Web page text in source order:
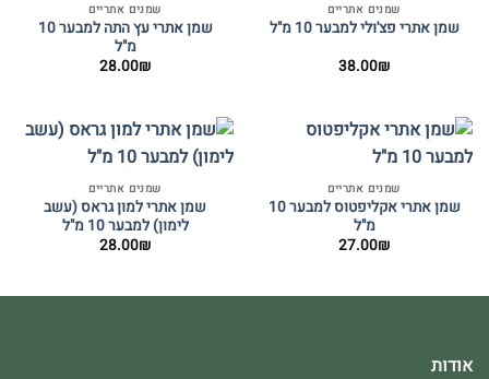
שמנים אתריים
שמן אתרי פצ'ולי למבער 10 מ"ל
38.00₪
שמנים אתריים
שמן אתרי עץ התה למבער 10
מ"ל
28.00₪
שמנים אתריים
שמן אתרי אקליפטוס למבער 10
מ"ל
27.00₪
שמנים אתריים
שמן אתרי למון גראס (עשב
לימון) למבער 10 מ"ל
28.00₪
אודות